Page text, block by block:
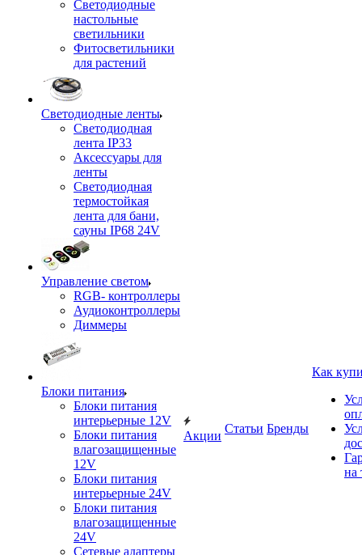
Светодиодные
настольные
светильники
Фитосветильники
для растений
Светодиодные ленты
Светодиодная
лента IP33
Аксессуары для
ленты
Светодиодная
термостойкая
лента для бани,
сауны IP68 24V
Управление светом
RGB- контроллеры
Аудиоконтроллеры
Диммеры
Блоки питания
Блоки питания
интерьерные 12V
Блоки питания
влагозащищенные
12V
Блоки питания
интерьерные 24V
Блоки питания
влагозащищенные
24V
Сетевые адаптеры
Акции
Статьи Бренды
Как
на